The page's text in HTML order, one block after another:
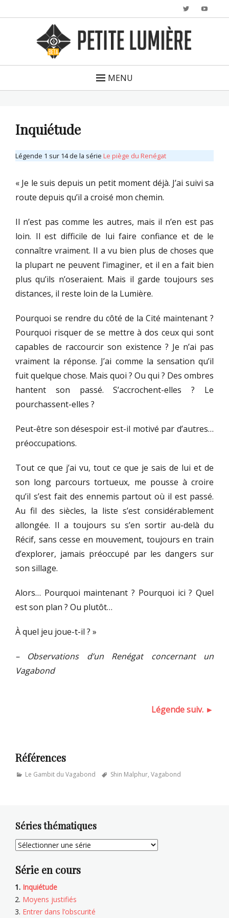
Twitter
MENU
Inquiétude
Légende 1 sur 14 de la série Le piège du Renégat
« Je le suis depuis un petit moment déjà. J’ai suivi sa
route depuis qu’il a croisé mon chemin.
Il n’est pas comme les autres, mais il n’en est pas
loin. Il est difficile de lui faire confiance et de le
connaître vraiment. Il a vu bien plus de choses que
la plupart ne peuvent l’imaginer, et il en a fait bien
plus qu’ils n’oseraient. Mais il garde toujours ses
distances, il reste loin de la Lumière.
Pourquoi se rendre du côté de la Cité maintenant ?
Pourquoi risquer de se mettre à dos ceux qui sont
capables de raccourcir son existence ? Je n’ai pas
vraiment la réponse. J’ai comme la sensation qu’il
fuit quelque chose. Mais quoi ? Ou qui ? Des ombres
hantent son passé. S’accrochent-elles ? Le
pourchassent-elles ?
Peut-être son désespoir est-il motivé par d’autres…
préoccupations.
Tout ce que j’ai vu, tout ce que je sais de lui et de
son long parcours tortueux, me pousse à croire
qu’il s’est fait des ennemis partout où il est passé.
Au fil des siècles, la liste s’est considérablement
allongée. Il a toujours su s’en sortir au-delà du
Récif, sans cesse en mouvement, toujours en train
d’explorer, jamais préoccupé par les dangers sur
son sillage.
Alors… Pourquoi maintenant ? Pourquoi ici ? Quel
est son plan ? Ou plutôt…
À quel jeu joue-t-il ? »
– Observations d’un Renégat concernant un
Vagabond
Légende suiv. ►
Références
Categories
Le Gambit du Vagabond TagsShin Malphur, Vagabond
Séries thématiques
Série en cours
Inquiétude
Moyens justifiés
Entrer dans l’obscurité